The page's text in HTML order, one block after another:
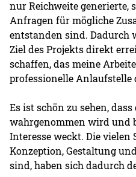
nur Reichweite generierte,
Anfragen für mögliche
entstanden sind. Dadurch
Ziel des Projekts direkt
schaffen, das meine
professionelle Anlaufstelle
Es ist schön zu sehen,
wahrgenommen wird und
Interesse weckt. Die vielen
Konzeption, Gestaltung
sind, haben sich dadurch